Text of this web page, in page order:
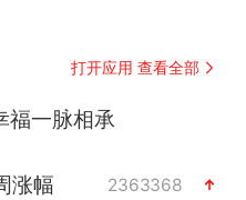
打开应用 查看全部
福一脉相承
涨幅 2363368